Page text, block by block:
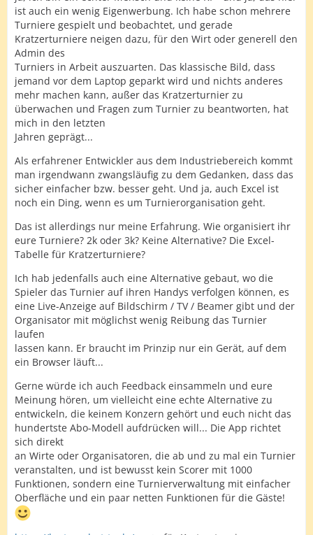
ist auch ein wenig Eigenwerbung. Ich habe schon mehrere
Turniere gespielt und beobachtet, und gerade
Kratzerturniere neigen dazu, für den Wirt oder generell den
Admin des
Turniers in Arbeit auszuarten. Das klassische Bild, dass
jemand vor dem Laptop geparkt wird und nichts anderes
mehr machen kann, außer das Kratzerturnier zu
überwachen und Fragen zum Turnier zu beantworten, hat
mich in den letzten
Jahren geprägt...
Als erfahrener Entwickler aus dem Industriebereich kommt
man irgendwann zwangsläufig zu dem Gedanken, dass das
sicher einfacher bzw. besser geht. Und ja, auch Excel ist
noch ein Ding, wenn es um Turnierorganisation geht.
Das ist allerdings nur meine Erfahrung. Wie organisiert ihr
eure Turniere? 2k oder 3k? Keine Alternative? Die Excel-
Tabelle für Kratzerturniere?
Ich hab jedenfalls auch eine Alternative gebaut, wo die
Spieler das Turnier auf ihren Handys verfolgen können, es
eine Live-Anzeige auf Bildschirm / TV / Beamer gibt und der
Organisator mit möglichst wenig Reibung das Turnier
laufen
lassen kann. Er braucht im Prinzip nur ein Gerät, auf dem
ein Browser läuft...
Gerne würde ich auch Feedback einsammeln und eure
Meinung hören, um vielleicht eine echte Alternative zu
entwickeln, die keinem Konzern gehört und euch nicht das
hundertste Abo-Modell aufdrücken will... Die App richtet
sich direkt
an Wirte oder Organisatoren, die ab und zu mal ein Turnier
veranstalten, und ist bewusst kein Scorer mit 1000
Funktionen, sondern eine Turnierverwaltung mit einfacher
Oberfläche und ein paar netten Funktionen für die Gäste!